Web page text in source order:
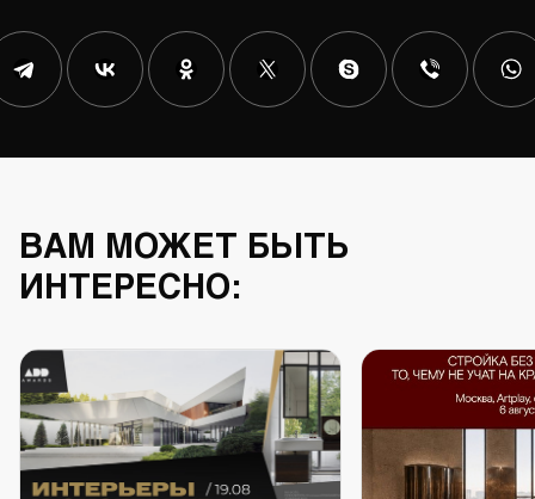
ВАМ МОЖЕТ БЫТЬ
ИНТЕРЕСНО: